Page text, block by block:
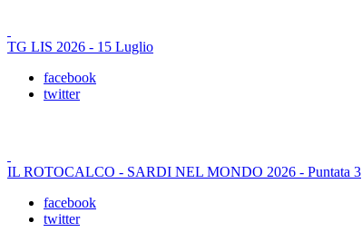
TG LIS 2026 - 15 Luglio
facebook
twitter
IL ROTOCALCO - SARDI NEL MONDO 2026 - Puntata 3
facebook
twitter